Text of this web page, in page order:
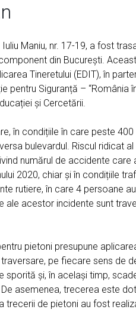
Maniu, nr. 17-19, a fost
din București.
Tineretului (EDIT), în
pentru Siguranță – “România
și Cercetării.
în condițiile în care peste
bulevardul. Riscul ridicat
numărul de accidente
2020, chiar și în condițiile
rutiere, în care 4 persoane
ale acestor incidente sunt
pietoni presupune
pe fiecare sens de
și, în același timp,
asemenea, trecerea este
trecerii de pietoni au fost